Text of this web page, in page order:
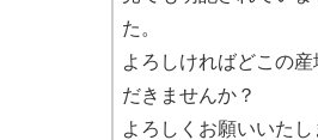
た。
よろしければどこの
だきませんか？
よろしくお願いいたし